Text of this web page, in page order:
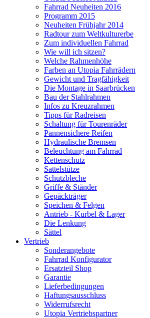
Fahrrad Neuheiten 2016
Programm 2015
Neuheiten Frühjahr 2014
Radtour zum Weltkulturerbe
Zum individuellen Fahrrad
Wie will ich sitzen?
Welche Rahmenhöhe
Farben an Utopia Fahrrädern
Gewicht und Tragfähigkeit
Die Montage in Saarbrücken
Bau der Stahlrahmen
Infos zu Kreuzrahmen
Tipps für Radreisen
Schaltung für Tourenräder
Pannensichere Reifen
Hydraulische Bremsen
Beleuchtung am Fahrrad
Kettenschutz
Sattelstütze
Schutzbleche
Griffe & Ständer
Gepäckträger
Speichen & Felgen
Antrieb - Kurbel & Lager
Die Lenkung
Sättel
Vertrieb
Sonderangebote
Fahrrad Konfigurator
Ersatzteil Shop
Garantie
Lieferbedingungen
Haftungsausschluss
Widerrufsrecht
Utopia Vertriebspartner